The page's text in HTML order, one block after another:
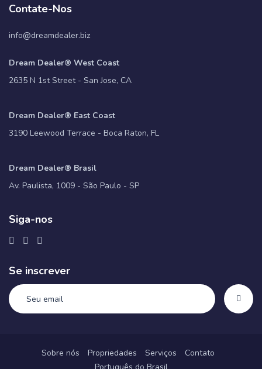
Contate-Nos
info@dreamdealer.biz
Dream Dealer® West Coast
2635 N 1st Street - San Jose, CA
Dream Dealer® East Coast
3190 Leewood Terrace - Boca Raton, FL
Dream Dealer® Brasil
Av. Paulista, 1009 - São Paulo - SP
Siga-nos
Se inscrever
Sobre nós Propriedades Serviços
Contato
Português do Brasil